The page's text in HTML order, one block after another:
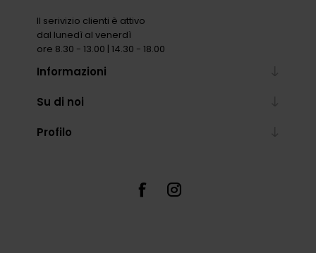
Il serivizio clienti è attivo
dal lunedì al venerdì
ore 8.30 - 13.00 | 14.30 - 18.00
Informazioni
Su di noi
Profilo